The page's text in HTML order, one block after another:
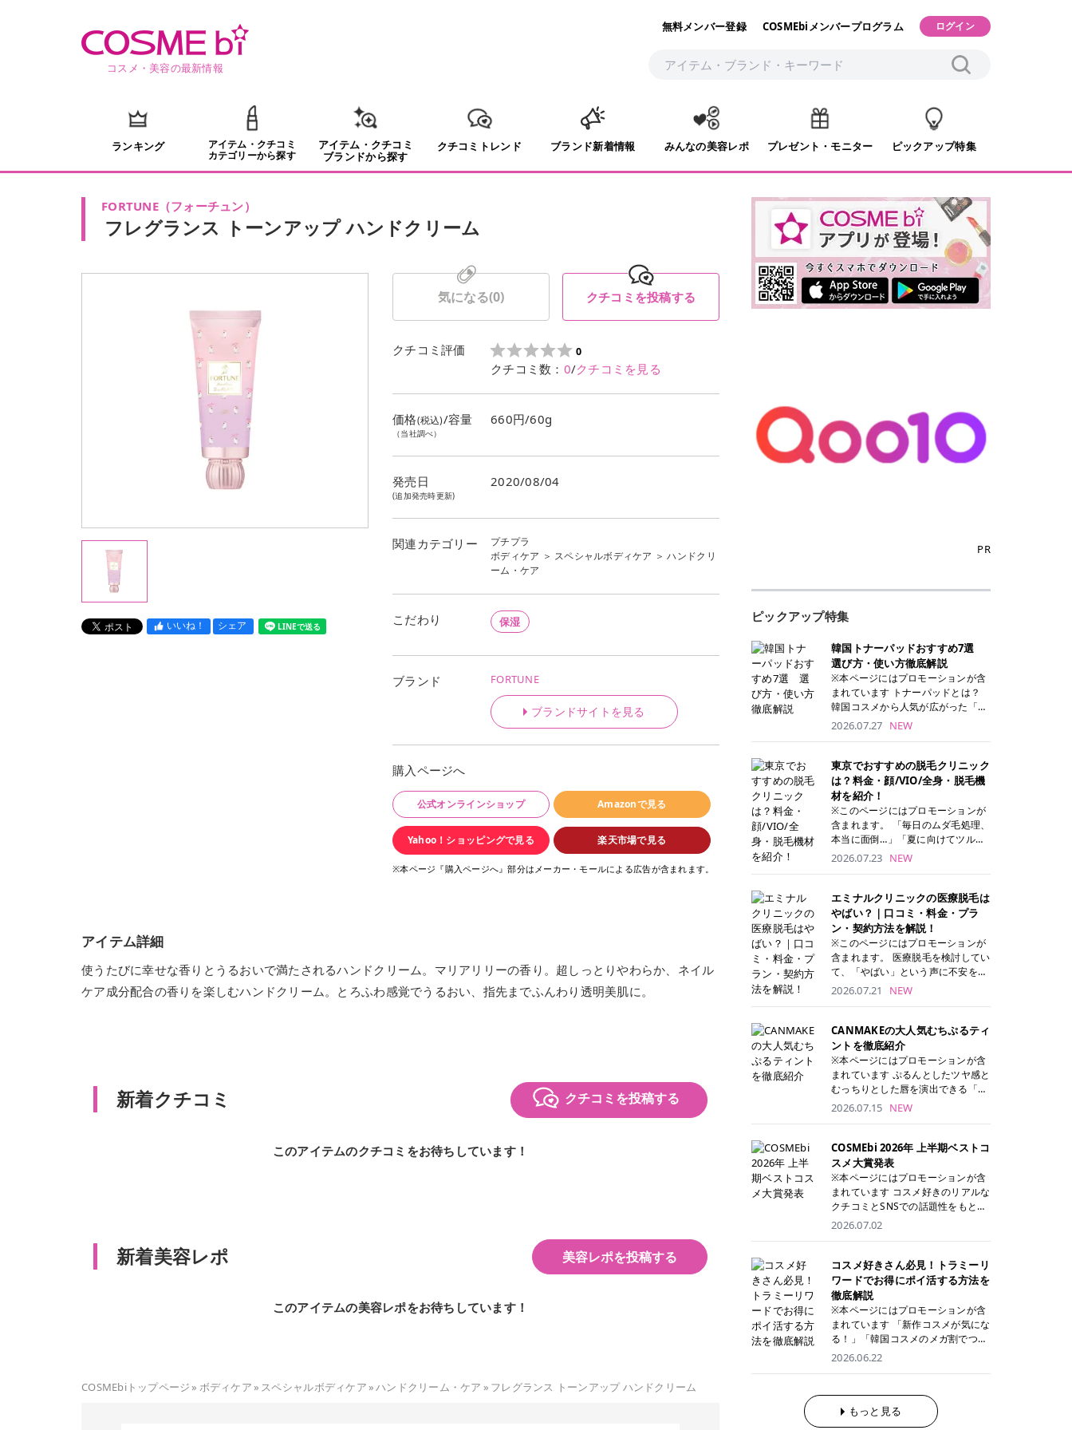
コスメ・美容の最新情報
無料メンバー登録 COSMEbiメンバープログラム ログイン
ランキング
アイテム・クチコミ
カテゴリーから探す
アイテム・クチコミ
ブランドから探す
クチコミトレンド ブランド新着情報 みんなの美容レポ プレゼント・モニター ピックアップ特集
FORTUNE（フォーチュン）
フレグランス トーンアップ ハンドクリーム
いいね！ シェア LINEで送る
気になる(0) クチコミを投稿する
クチコミ評価 0
クチコミ数： 0/クチコミを見る
価格(税込)/容量
（当社調べ）
660円/60g
発売日
(追加発売時更新)
2020/08/04
関連カテゴリー
プチプラ
ボディケア ＞ スペシャルボディケア ＞ハンドクリ
ーム・ケア
こだわり 保湿
ブランド FORTUNE
ブランドサイトを見る
購入ページへ
公式オンラインショップ Amazonで見る
Yahoo！ショッピングで見る 楽天市場で見る
※本ページ『購入ページへ』部分はメーカー・モールによる広告が含まれます。
アイテム詳細
使うたびに幸せな香りとうるおいで満たされるハンドクリーム。マリアリリーの香り。超しっとりやわらか、ネイル
ケア成分配合の香りを楽しむハンドクリーム。とろふわ感覚でうるおい、指先までふんわり透明美肌に。
新着クチコミ クチコミを投稿する
このアイテムのクチコミをお待ちしています！
新着美容レポ 美容レポを投稿する
このアイテムの美容レポをお待ちしています！
COSMEbiトップページ» ボディケア» スペシャルボディケア»ハンドクリーム・ケア » フレグランス トーンアップ ハンドクリーム
PR
ピックアップ特集
韓国トナーパッドおすすめ7選
選び方・使い方徹底解説
※本ページにはプロモーションが含
まれています トナーパッドとは？
韓国コスメから人気が広がった「ト
ナーパッド」は、化粧水や美容液を
トナーパッドは洗顔後に肌をやさし
く拭き取ることで、古い角質や余分
な皮脂汚れをオフしながら、うるお
いを与えられるのが特徴✨ さらに、
気になる部分には数分のせて部分用
パックとしても使用できるため、1
両方を叶えられます。 韓国コスメブ
ランドを中心に人気を集めていまし
たが、現在では日本でも定番のスキ
ンケアアイテムとして幅広い世代に
愛用されています。 トナーパッドの
特徴 トナーパッドと拭き取り化粧水
の違い 「トナーパッド」と「拭き取
り化粧水」はどちらも洗顔後に使用
するスキンケアアイテムですが、使
い方や特徴に違いがあります。 トナ
ーパッドは、化粧水があらかじめパ
ッドに含まれているため、コットン
を用意する手間がなく、忙しい朝で
もサッと使えるのが魅力です。 ま
た、保湿成分を豊富に配合した商品
が多く、拭き取り後にそのまま部分
用パックとして使えるトナーパッド
も増えています。 一方、拭き取り化
粧水は液体タイプのため、コットン
整しやすく、お気に入りの化粧水を
使いたい方やコストを抑えて続けた
い方にもおすすめです。 トナーパッ
ドのメリット トナーパッドは、角質
ケア・保湿ケア・部分用パックまで
1枚で行える便利なスキンケアアイ
テムです。 ここでは、トナーパッド
す。 古い角質や皮脂汚れをやさしく
オフ トナーパッドを使用すること
で、洗顔だけでは落としきれない古
い角質や余分な皮脂汚れをやさしく
拭き取り、なめらかな肌へ整えま
す。 保湿ケアまで1枚でできる 保湿
成分を配合したトナーパッドなら、
ケアにもぴったりです。 部分パック
としても使える 多くのトナーパッド
は、乾燥が気になる頬や額、小鼻な
2026.07.27 NEW
東京でおすすめの脱毛クリニック
は？料金・顔/VIO/全身・脱毛機
材を紹介！
※このページにはプロモーションが
含まれます。 「毎日のムダ毛処理、
本当に面倒…」「夏に向けてツルツ
ル肌になりたい！」 そう思って東京
べばいいの？と迷ってしまいますよ
ね。 この記事では、医療脱毛の基本
から、東京で特に通いやすいフレイ
アクリニック・レジーナクリニッ
ク・エミナルクリニック・リゼクリ
ニックの4院について、分かりやす
リニックを見つけて、面倒な自己処
理から卒業しちゃいましょう♪ クリ
ニック 全身＋VIO 全身＋VIO＋顔 特
徴 脱毛器 詳細 フレイアクリニック
52,800円(税込)/5回 94,600円(税
込)/5回 肌への負担に配慮しなが
ら、コストパフォーマンスも重視し
たい方に！ メディオスターモノリス
メディオスターNeXT PRO 公式サイ
ト> レジーナクリニック 52,800円
(税込)/5回 99,000円(税込)/5回 ジェ
ントルシリーズを選べるため、脱毛
機にこだわりたい方におすすめ！ ジ
ェントルマックスプロ ジェントルマ
ックスプロプラス ジェントルレーズ
プロ ソプラノチタニウム 公式サイ
ト> エミナルクリニック 49,500円
(税込)/6回 93,500円(税込)/6回 エミ
定！月々払いも安くて通いやすい ク
リスタルプロ 公式サイト> リゼクリ
ニック 109,800円(税込)/5回 144,80
0円(税込)/5回 毛質に合わせて脱毛
機を選択可能！有効期限も5年と長
くマイペースに通いやすい ラシャ
メディオスターNeXT PRO ジェント
ルYAGプロ 公式サイト> ｜そもそも
うの？ 脱毛を考えたときに、まず悩
むのが「医療脱毛とエステ脱毛、ど
2026.07.23 NEW
エミナルクリニックの医療脱毛は
やばい？｜口コミ・料金・プラ
ン・契約方法を解説！
※このページにはプロモーションが
含まれます。 医療脱毛を検討してい
て、「やばい」という声に不安を抱
える方も多いのではないでしょう
体系をはじめ、学生や友人同士でお
得になる割引キャンペーン、無料カ
ウンセリングから施術までの具体的
なステップを分かりやすく解説しま
す。 これから手軽に全身医療脱毛を
後までチェックして、ご自身にぴっ
ください！ クリニック 全身＋VIO
全身＋VIO＋顔 特徴 脱毛器 詳細 フ
レイアクリニック 52,800円(税込)/5
回 94,600円(税込)/5回 肌への負担
に配慮しながら、コストパフォーマ
ンスも重視したい方に！ メディオス
ターモノリス メディオスターNeXT
PRO 公式サイト> レジーナクリニッ
ク 52,800円(税込)/5回 99,000円(税
込)/5回 ジェントルシリーズを選べ
るため、脱毛機にこだわりたい方に
おすすめ！ ジェントルマックスプロ
ジェントルマックスプロプラス ジェ
ントルレーズプロ ソプラノチタニウ
ム 公式サイト> エミナルクリニック
49,500円(税込)/6回 93,500円(税
込)/6回 エミナルクリニックの始め
通いやすい クリスタルプロ 公式サ
イト> リゼクリニック 109,800円(税
2026.07.21 NEW
CANMAKEの大人気むちぷるティ
ントを徹底紹介
※本ページにはプロモーションが含
まれています ぷるんとしたツヤ感と
むっちりとした唇を演出できる「C
ANMAKE（キャンメイク）むちぷる
湿ケアも叶えられることから、SNS
でも話題の人気リップです。 「自分
にはどのカラーが似合う？」「イエ
ベ・ブルベ別のおすすめは？」と気
になっている方も多いのではないで
とともにご紹介！それぞれの色味や
なメイクに合うのかまで詳しく解説
します✨ ※メイクアップ効果による
CANMAKE むちぷるティントとは？
CANMAKE むちぷるティントは、テ
ィント・プランパー・保湿ケアを1
本で叶えるリップです。 するすると
塗れるなめらかなテクスチャーで、
縦ジワをカバーしながら、むっちり
としたツヤのある唇を演出します。
るため、乾燥しにくくデイリー使い
にもぴったり！ アイテム詳細を見る
2026.07.15 NEW
COSMEbi 2026年 上半期ベストコ
スメ大賞発表
※本ページにはプロモーションが含
まれています コスメ好きのリアルな
クチコミとSNSでの話題性をもとに
選出された、COSMEbi 2026年上半
た名品たちを、カテゴリ別にご紹介
します。 本記事では、2025年11月
～2026年4月までの半年間におい
て、COSMEbi内でのクチコミとSN
Sでの話題性を元に選出されたコス
メやスキンケアなどの化粧品を「総
国コスメ」に分けて1位～3位までを
ランキング形式で発表！ 2026年上
半期 総合大賞 AMUSE（アミュー
ズ）「 ジェルフィットグロス」 👑
「ジェルフィットグロス」の特徴 唇
2026.07.02
コスメ好きさん必見！トラミーリ
ワードでお得にポイ活する方法を
徹底解説
※本ページにはプロモーションが含
まれています 「新作コスメが気にな
る！」「韓国コスメのメガ割でつい
買いすぎてしまう……」 そんな美容
を少し工夫するだけでポイントを貯
められるため、コスメやスキンケア
にかかる費用を少しでも抑えたい方
2026.06.22
もっと見る